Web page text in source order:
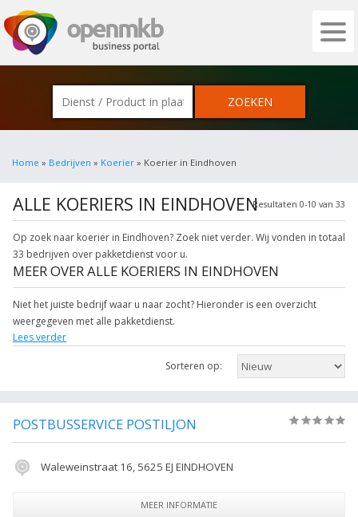
OPENMKB - DE ZAKELIJKE PORTAL
Home » Bedrijven » Koerier » Koerier in Eindhoven
Resultaten 0-10 van 33
ALLE KOERIERS IN EINDHOVEN
Op zoek naar koerier in Eindhoven? Zoek niet verder. Wij vonden in totaal
33 bedrijven over pakketdienst voor u.
MEER OVER ALLE KOERIERS IN EINDHOVEN
Niet het juiste bedrijf waar u naar zocht? Hieronder is een overzicht
weergegeven met alle pakketdienst.
Klik op een van onderstaande links uit de rubriek koeriersbedrijf voor
meer informatie. Hier vindt u ook de contactgegevens van de
De volgende trefwoorden vallen ook onder deze bedrijven rubriek:
Alle Koeriers in Eindhoven.
Lees verder
Sorteren op:
POSTBUSSERVICE POSTILJON
Waleweinstraat 16, 5625 EJ EINDHOVEN
MEER INFORMATIE